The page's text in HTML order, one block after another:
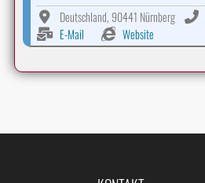
Deutschland, 90441 Nürnberg
E-Mail
Website